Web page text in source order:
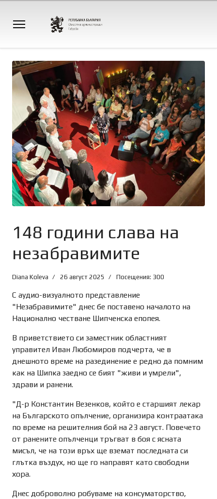
148 години слава на
незабравимите
Diana Koleva 26 август 2025 Посещения: 300
С аудио-визуалното представление
"Незабравимите" днес бе поставено началото на
Национално честване Шипченска епопея.
В приветствието си заместник областният
управител Иван Любомиров подчерта, че в
днешното време на разединение е редно да помним
как на Шипка заедно се бият "живи и умрели",
здрави и ранени.
"Д-р Константин Везенков, който е старшият лекар
на Българското опълчение, организира контраатака
по време на решителния бой на 23 август. Повечето
от ранените опълченци тръгват в боя с ясната
мисъл, че на този връх ще вземат последната си
глътка въздух, но ще го направят като свободни
хора.
Днес доброволно робуваме на консуматорство,